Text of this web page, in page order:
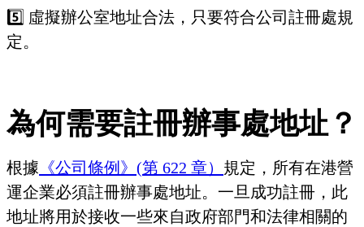
5️⃣ 虛擬辦公室地址合法，只要符合公司註冊處規
定。
為何需要註冊辦事處地址？
根據 《公司條例》(第 622 章） 規定，所有在港營
運企業必須註冊辦事處地址。一旦成功註冊，此
地址將用於接收一些來自政府部門和法律相關的